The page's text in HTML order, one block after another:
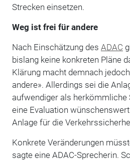
Strecken einsetzen.
Weg ist frei für andere
Nach Einschätzung des ADAC
bislang keine konkreten Pläne
Klärung macht demnach
andere». Allerdings sei die
aufwendiger als herkömmliche
eine Evaluation
Anlage für die
Konkrete Veränderungen
sagte eine ADAC-Sprecherin.